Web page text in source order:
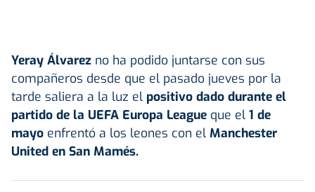
Yeray Álvarez no ha podido juntarse con sus
compañeros desde que el pasado jueves por la
tarde saliera a la luz el positivo dado durante el
partido de la UEFA Europa League que el 1 de
mayo enfrentó a los leones con el Manchester
United en San Mamés.